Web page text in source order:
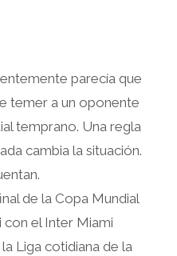
parecía que
temer a un oponente
temprano. Una regla
cambia la situación.
de la Copa Mundial
con el Inter Miami
Liga cotidiana de la